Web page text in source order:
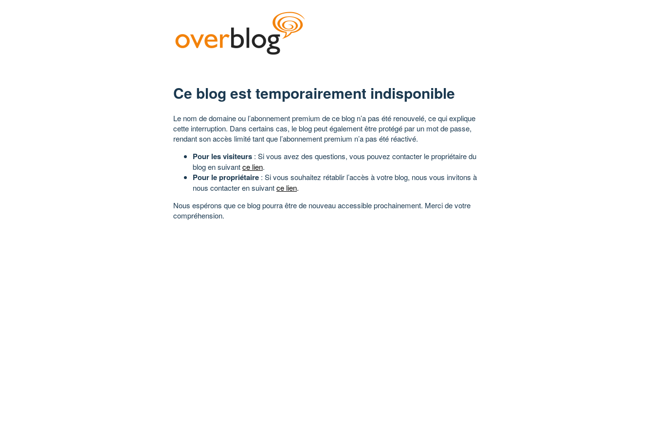
Ce blog est temporairement indisponible
Le nom de domaine ou l’abonnement premium de ce blog n’a pas été renouvelé, ce qui explique
cette interruption. Dans certains cas, le blog peut également être protégé par un mot de passe,
rendant son accès limité tant que l’abonnement premium n’a pas été réactivé.
Pour les visiteurs : Si vous avez des questions, vous pouvez contacter le propriétaire du
blog en suivantce lien.
Pour le propriétaire : Si vous souhaitez rétablir l’accès à votre blog, nous vous invitons à
nous contacter en suivantce lien.
Nous espérons que ce blog pourra être de nouveau accessible prochainement. Merci de votre
compréhension.